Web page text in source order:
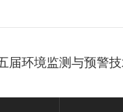
届环境监测与预警